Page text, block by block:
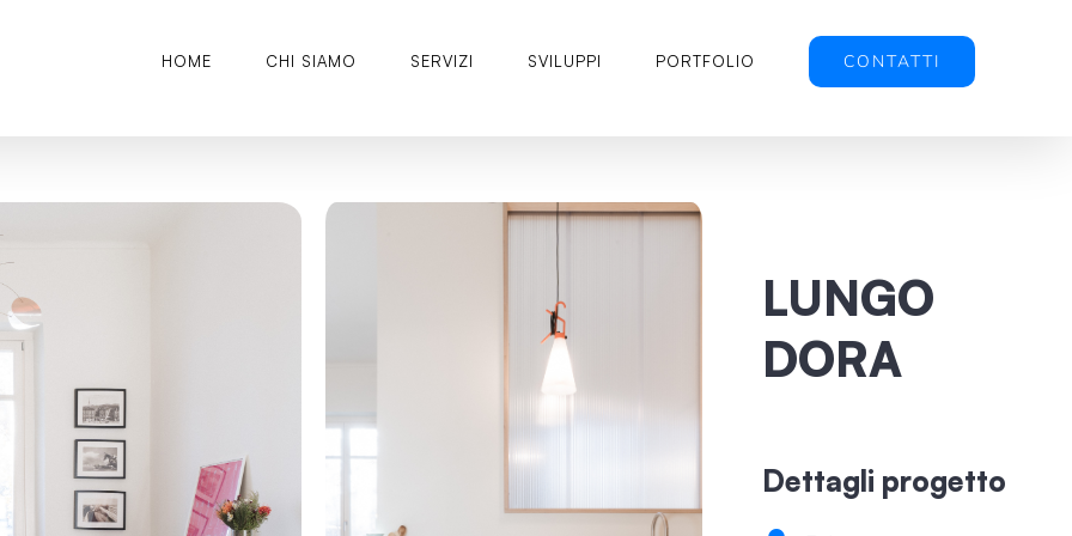
HOME CHI SIAMO SERVIZI SVILUPPI PORTFOLIO CONTATTI
LUNGO
DORA
Dettagli progetto